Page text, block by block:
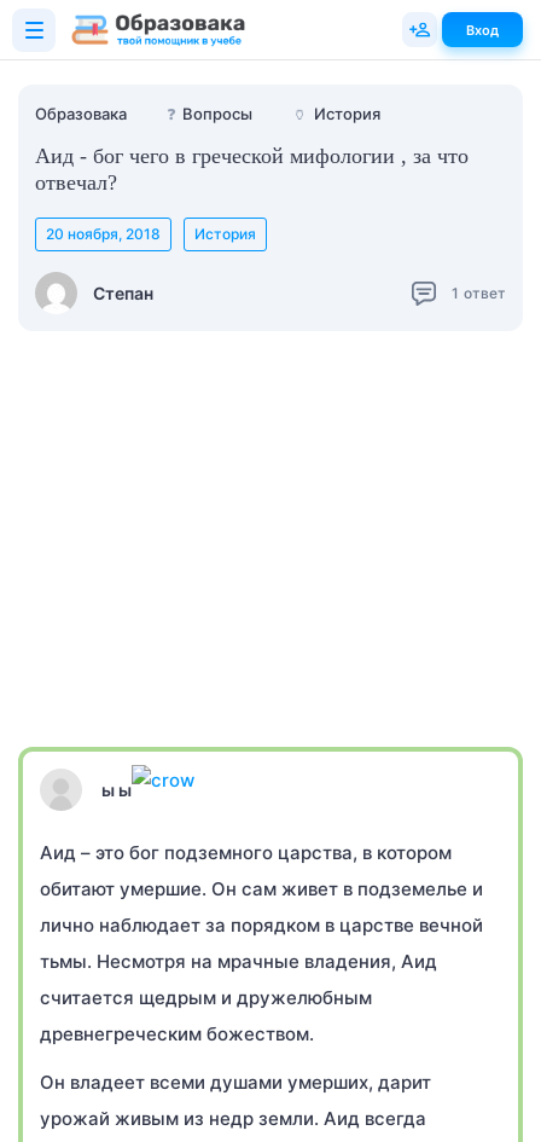
Образовака ❓ Вопросы 🏺 История
Аид - бог чего в греческой мифологии , за что
отвечал?
Степан
20 ноября, 2018 История
1 ответ
ы ы
Аид – это бог подземного царства, в котором
обитают умершие. Он сам живет в подземелье и
лично наблюдает за порядком в царстве вечной
тьмы. Несмотря на мрачные владения, Аид
считается щедрым и дружелюбным
древнегреческим божеством.
Он владеет всеми душами умерших, дарит
урожай живым из недр земли. Аид всегда
Вход